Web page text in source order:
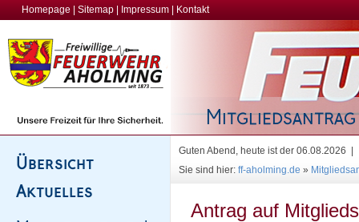
Homepage Sitemap Impressum Kontakt
Guten Abend, heute ist der 06.08.2026 |
Sie sind hier: ff-aholming.de »
Antrag auf